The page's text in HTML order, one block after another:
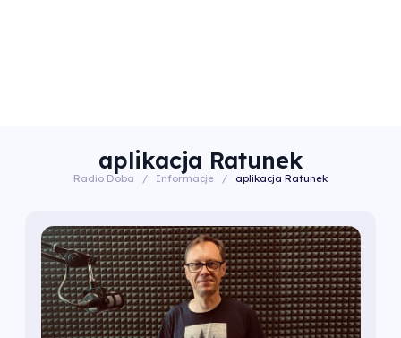
aplikacja Ratunek
Radio Doba / Informacje / aplikacja Ratunek